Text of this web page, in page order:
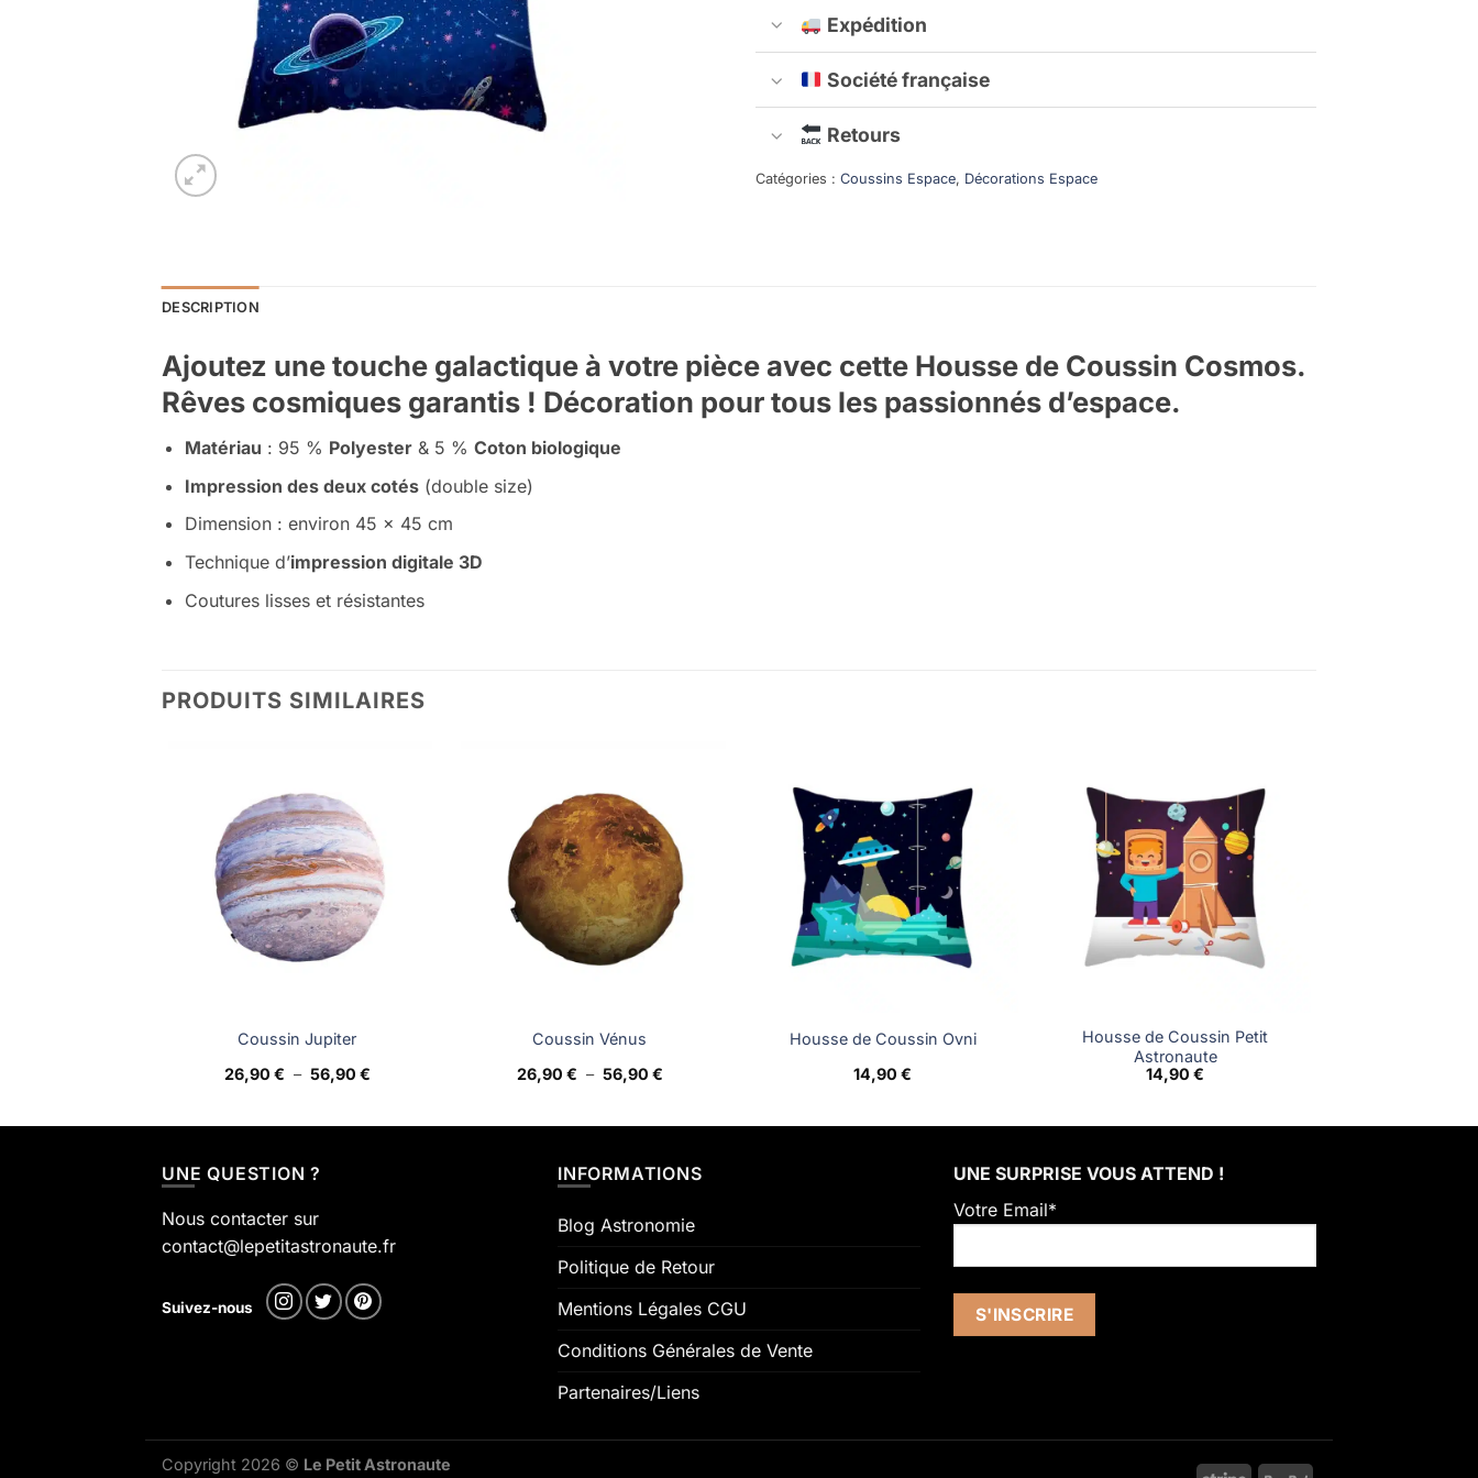
Expédition
Société française
Retours
Catégories : Coussins Espace, Décorations Espace
DESCRIPTION
Ajoutez une touche galactique à votre pièce avec cette Housse de Coussin Cosmos.
Rêves cosmiques garantis ! Décoration pour tous les passionnés d’espace.
Matériau : 95 % Polyester& 5 % Coton biologique
Impression des deux cotés(double size)
Dimension : environ 45 x 45 cm
Technique d’impression digitale 3D
Coutures lisses et résistantes
PRODUITS SIMILAIRES
Coussin Jupiter
26,90 € – 56,90 €Plage
Coussin Vénus
26,90 € – 56,90 €Plage
Housse de Coussin Ovni
14,90€
Housse de Coussin Petit
Astronaute
14,90€
UNE QUESTION ?
Nous contacter sur
contact@lepetitastronaute.fr
Suivez-nous
INFORMATIONS
Blog Astronomie
Politique de Retour
Mentions Légales CGU
Conditions Générales de Vente
Partenaires/Liens
UNE SURPRISE VOUS ATTEND !
Votre Email*
Copyright 2026 © Le Petit Astronaute